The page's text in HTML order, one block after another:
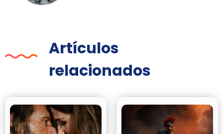
Artículos
relacionados